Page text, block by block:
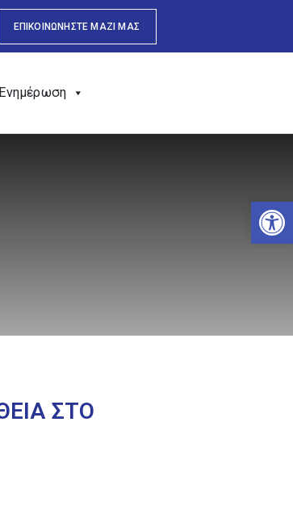
ΕΠΙΚΟΙΝΩΝΗΣΤΕ ΜΑΖΙ ΜΑΣ
Ενημέρωση
ΣΤΟ